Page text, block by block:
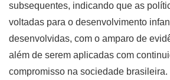
subsequentes, indicando que as
voltadas para o desenvolvimento
desenvolvidas, com o amparo de
além de serem aplicadas com
compromisso na sociedade brasileira.